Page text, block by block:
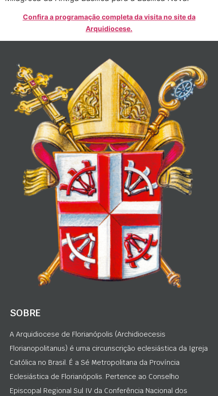
Confira a programação completa da visita no site da
Arquidiocese.
SOBRE
A Arquidiocese de Florianópolis (Archidioecesis
Florianopolitanus) é uma circunscrição eclesiástica da Igreja
Católica no Brasil. É a Sé Metropolitana da Província
Eclesiástica de Florianópolis. Pertence ao Conselho
Episcopal Regional Sul IV da Conferência Nacional dos